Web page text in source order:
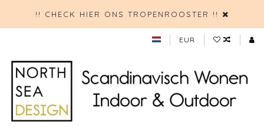
!! CHECK HIER ONS TROPENROOSTER !!
EUR